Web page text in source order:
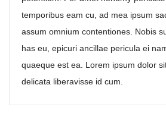
temporibus eam cu, ad mea ipsum
assum omnium contentiones. Nobis
has eu, epicuri ancillae pericula ei
quaeque est ea. Lorem ipsum dolor
delicata liberavisse id cum.